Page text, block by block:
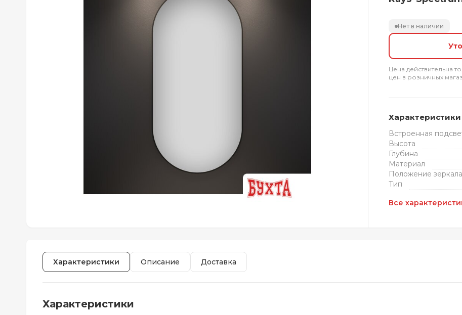
Нет в наличии
Цена действительна
цен в розничных
Характеристики
Встроенная
Высота
Глубина
Материал
Положение зеркала
Тип
Все
Характеристики Описание Доставка
Характеристики